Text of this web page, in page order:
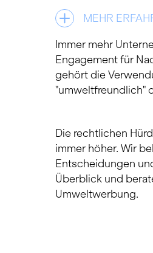
MEHR
Immer mehr
Engagement für
gehört die
"umweltfreundlich"
Die rechtlichen
immer höher. Wir
Entscheidungen
Überblick und
Umweltwerbung.